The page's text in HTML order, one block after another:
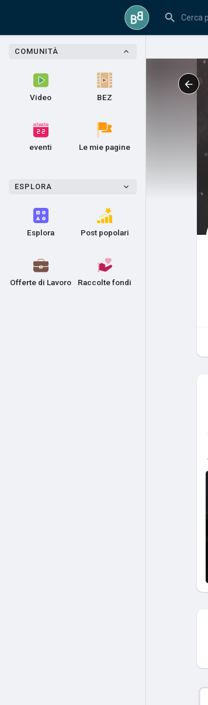
COMUNITÀ
Video BEZ
eventi Le mie pagine
ESPLORA
Esplora Post popolari
Offerte di Lavoro Raccolte fondi